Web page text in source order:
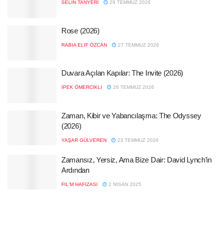
SELIN TANYERI 29 TEMMUZ 2026
Rose (2026)
RABIA ELIF ÖZCAN 27 TEMMUZ 2026
Duvara Açılan Kapılar: The Invite (2026)
İPEK ÖMERCIKLI 26 TEMMUZ 2026
Zaman, Kibir ve Yabancılaşma: The Odyssey
(2026)
YAŞAR GÜLVEREN 23 TEMMUZ 2026
Zamansız, Yersiz, Ama Bize Dair: David Lynch’in
Ardından
FIL'M HAFIZASI 2 NISAN 2025